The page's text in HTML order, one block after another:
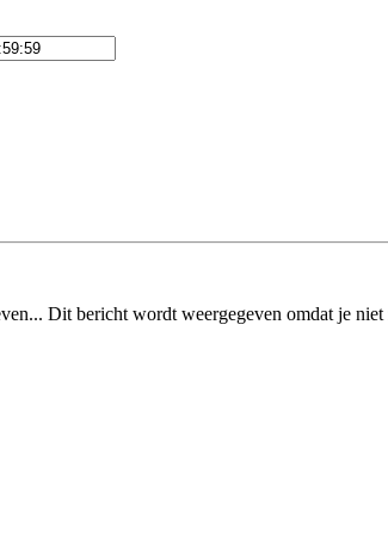
Dit bericht wordt weergegeven omdat je